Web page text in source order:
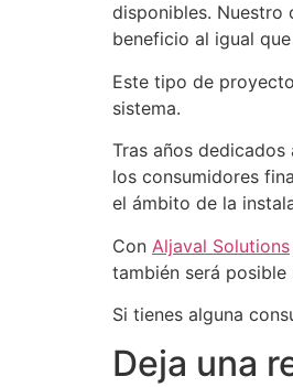
disponibles. Nuestro
beneficio al igual
Este tipo de
sistema.
Tras años
los consumidores
el ámbito de la
Con Aljaval Solutions
también será
Si tienes alguna
Deja una